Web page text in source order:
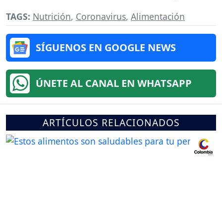
TAGS: Nutrición, Coronavirus, Alimentación
SÍGUENOS EN GOOGLE NEWS
ÚNETE AL CANAL EN WHATSAPP
ARTÍCULOS RELACIONADOS